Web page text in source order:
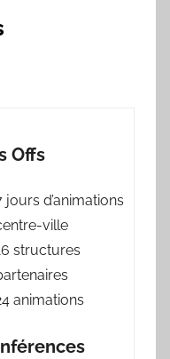
Offs
jours d’animations
ville
structures
animations